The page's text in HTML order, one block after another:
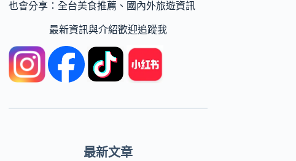
也會分享：全台美食推薦、國內外旅遊資訊
最新資訊與介紹歡迎追蹤我
最新文章